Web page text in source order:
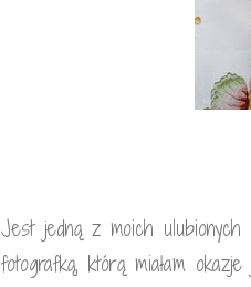
Jest jedną z moich ulubionych
fotografką, którą miałam